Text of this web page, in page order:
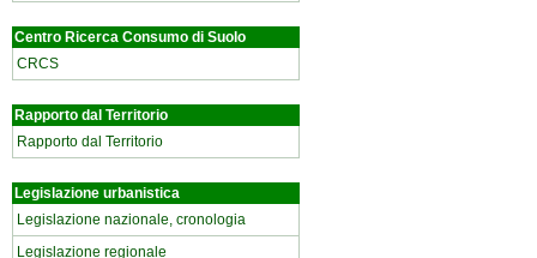
Centro Ricerca Consumo di Suolo
CRCS
Rapporto dal Territorio
Rapporto dal Territorio
Legislazione urbanistica
Legislazione nazionale, cronologia
Legislazione regionale